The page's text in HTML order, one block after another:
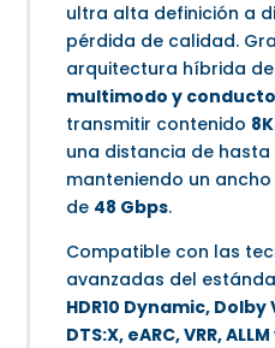
ultra alta definición a
pérdida de calidad.
arquitectura híbrida de
multimodo y
transmitir contenido
una distancia de hasta
manteniendo un
de 48 Gbps.
Compatible con las
avanzadas del
HDR10 Dynamic,
DTS:X, eARC, VRR,